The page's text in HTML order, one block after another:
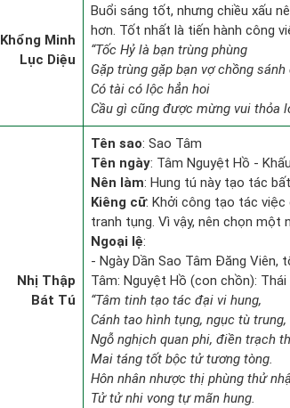
Khổng Minh
Lục Diệu
Buổi sáng tốt, nhưng chiều xấu
hơn. Tốt nhất là tiến hành công
“Tốc Hỷ là bạn trùng phùng
Gặp trùng gặp bạn vợ chồng sánh
Có tài có lộc hẳn hoi
Cầu gì cũng được mừng vui thỏa
Nhị Thập
Bát Tú
Tên sao: Sao Tâm
Tên ngày: Tâm Nguyệt Hồ -
Nên làm: Hung tú này tạo tác
Kiêng cữ: Khởi công tạo tác việc
tranh tụng. Vì vậy, nên chọn
Ngoại lệ:
- Ngày Dần Sao Tâm Đăng Viên,
Tâm: Nguyệt Hồ (con chồn):
“Tâm tinh tạo tác đại vi hung,
Cánh tao hình tụng, ngục tù trung,
Ngỗ nghịch quan phi, điền trạch
Mai táng tốt bộc tử tương tòng.
Hôn nhân nhược thị phùng thử
Tử tử nhi vong tự mãn hung.